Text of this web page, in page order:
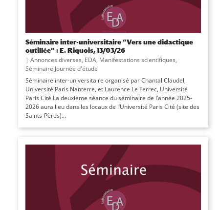
Séminaire inter-universitaire “Vers une didactique
outillée” : E. Riquois, 13/03/26
| Annonces diverses, EDA, Manifestations scientifiques,
Séminaire Journée d'étude
Séminaire inter-universitaire organisé par Chantal Claudel,
Université Paris Nanterre, et Laurence Le Ferrec, Université
Paris Cité La deuxième séance du séminaire de l’année 2025-
2026 aura lieu dans les locaux de l’Université Paris Cité (site des
Saints-Pères)...